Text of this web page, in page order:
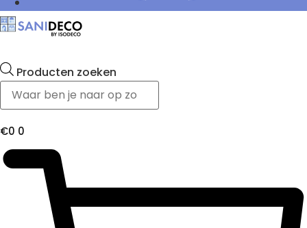
Producten zoeken
€0 0